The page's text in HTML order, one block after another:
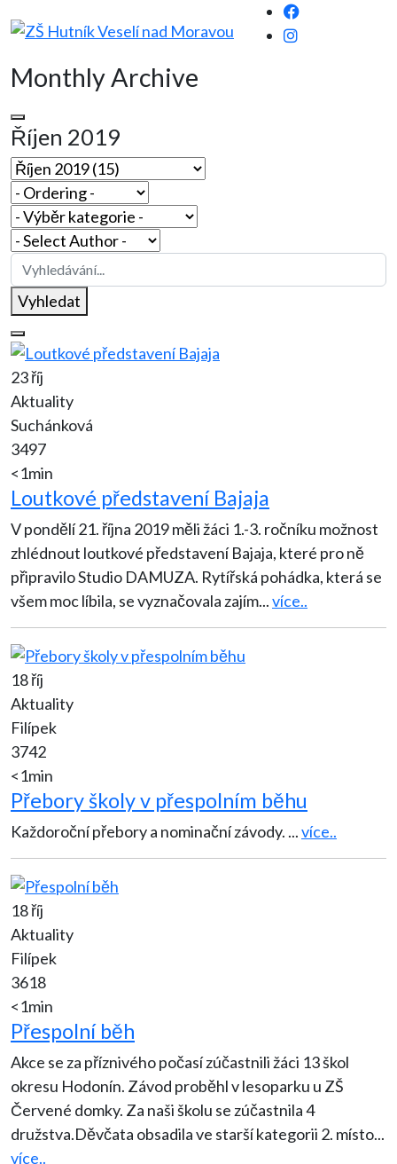
Monthly Archive
Říjen 2019
Vyhledat
23 říj
Aktuality
Suchánková
3497
<1min
Loutkové představení Bajaja
V pondělí 21. října 2019 měli žáci 1.-3. ročníku možnost
zhlédnout loutkové představení Bajaja, které pro ně
připravilo Studio DAMUZA. Rytířská pohádka, která se
všem moc líbila, se vyznačovala zajím...více..
18 říj
Aktuality
Filípek
3742
<1min
Přebory školy v přespolním běhu
Každoroční přebory a nominační závody. ...více..
18 říj
Aktuality
Filípek
3618
<1min
Přespolní běh
Akce se za příznivého počasí zúčastnili žáci 13 škol
okresu Hodonín. Závod proběhl v lesoparku u ZŠ
Červené domky. Za naši školu se zúčastnila 4
družstva.Děvčata obsadila ve starší kategorii 2. místo...
více..